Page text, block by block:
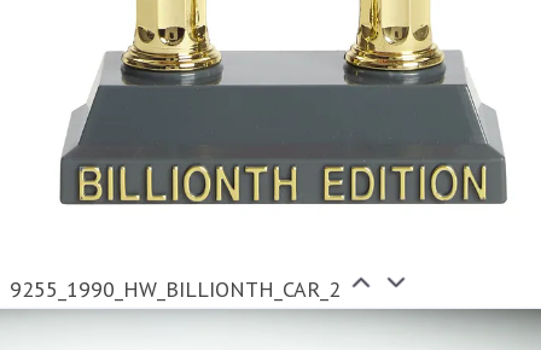
9255_1990_HW_BILLIONTH_CAR_2